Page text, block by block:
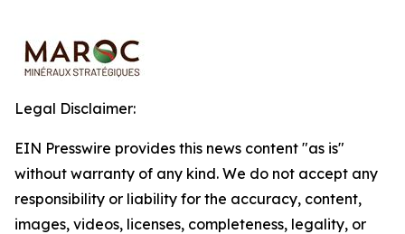
Legal Disclaimer:
EIN Presswire provides this news content "as is"
without warranty of any kind. We do not accept any
responsibility or liability for the accuracy, content,
images, videos, licenses, completeness, legality, or